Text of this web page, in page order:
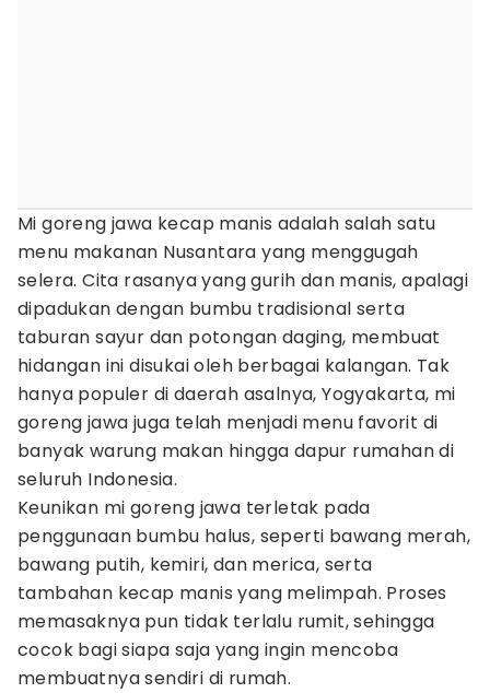
Mi goreng jawa kecap manis adalah salah satu
menu makanan Nusantara yang menggugah
selera. Cita rasanya yang gurih dan manis, apalagi
dipadukan dengan bumbu tradisional serta
taburan sayur dan potongan daging, membuat
hidangan ini disukai oleh berbagai kalangan. Tak
hanya populer di daerah asalnya, Yogyakarta, mi
goreng jawa juga telah menjadi menu favorit di
banyak warung makan hingga dapur rumahan di
seluruh Indonesia.
Keunikan mi goreng jawa terletak pada
penggunaan bumbu halus, seperti bawang merah,
bawang putih, kemiri, dan merica, serta
tambahan kecap manis yang melimpah. Proses
memasaknya pun tidak terlalu rumit, sehingga
cocok bagi siapa saja yang ingin mencoba
membuatnya sendiri di rumah.